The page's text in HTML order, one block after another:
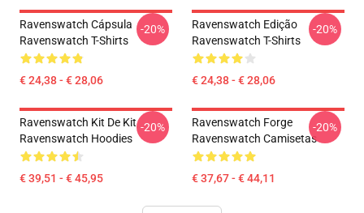
Ravenswatch Cápsula
Ravenswatch T-Shirts
€ 24,38 - € 28,06
-20%
Ravenswatch Edição
Ravenswatch T-Shirts
€ 24,38 - € 28,06
-20%
Ravenswatch Kit De Kit
Ravenswatch Hoodies
€ 39,51 - € 45,95
-20%
Ravenswatch Forge
Ravenswatch Camisetas
€ 37,67 - € 44,11
-20%